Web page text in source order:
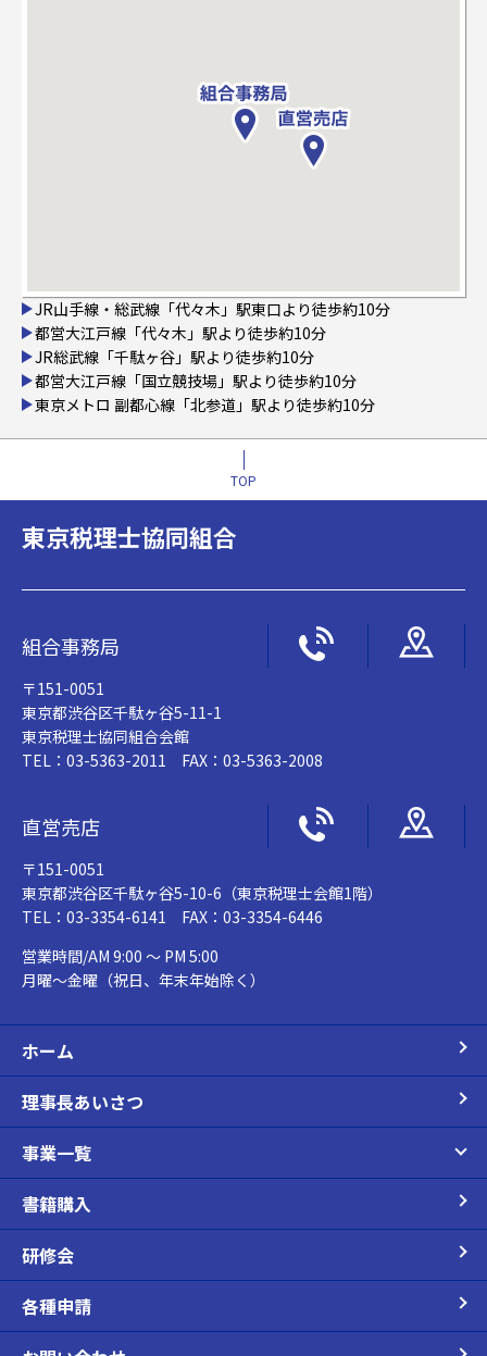
JR山手線・総武線「代々木」駅東口より徒歩約10分
都営大江戸線「代々木」駅より徒歩約10分
JR総武線「千駄ヶ谷」駅より徒歩約10分
都営大江戸線「国立競技場」駅より徒歩約10分
東京メトロ 副都心線「北参道」駅より徒歩約10分
TOP
東京税理士協同組合
組合事務局
〒151-0051
東京都渋谷区千駄ヶ谷5-11-1
東京税理士協同組合会館
TEL：03-5363-2011 FAX：03-5363-2008
直営売店
〒151-0051
東京都渋谷区千駄ヶ谷5-10-6（東京税理士会館1階）
TEL：03-3354-6141 FAX：03-3354-6446
営業時間/AM 9:00 ～ PM 5:00
月曜～金曜（祝日、年末年始除く）
ホーム
理事長あいさつ
事業一覧
書籍購入
研修会
各種申請